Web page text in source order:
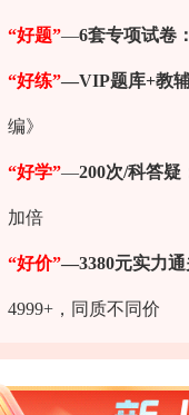
“好题”—6套专项试卷 ：
“好练”—VIP题库+教
编》
“好学”—200次/科答疑
加倍
“好价”—3380元实力通
4999+，同质不同价